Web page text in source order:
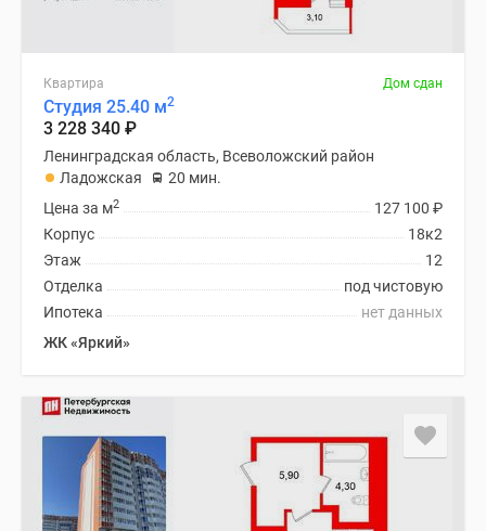
Квартира Дом сдан
Студия 25.40 м2
3 228 340 ₽
Ленинградская область, Всеволожский район
Ладожская
20 мин.
127 100 ₽
Цена за м2
18к2
Корпус
12
Этаж
под чистовую
Отделка
нет данных
Ипотека
ЖК «Яркий»